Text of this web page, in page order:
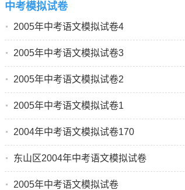
中考模拟试卷
2005年中考语文模拟试卷4
2005年中考语文模拟试卷3
2005年中考语文模拟试卷2
2005年中考语文模拟试卷1
2004年中考语文模拟试卷170
东山区2004年中考语文模拟试卷
2005年中考语文模拟试卷